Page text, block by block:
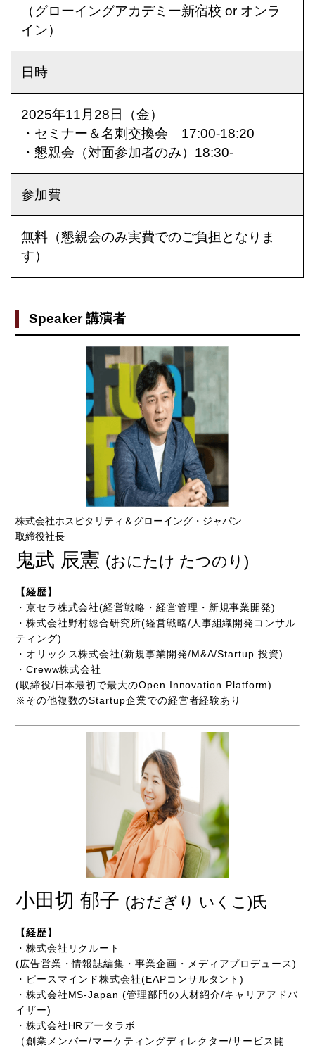
（グローイングアカデミー新宿校 or オンラ
イン）
日時
2025年11月28日（金）
・セミナー＆名刺交換会 17:00-18:20
・懇親会（対面参加者のみ）18:30-
参加費
無料（懇親会のみ実費でのご負担となりま
す）
Speaker 講演者
株式会社ホスピタリティ＆グローイング・ジャパン
取締役社長
鬼武 辰憲 (おにたけ たつのり)
【経歴】
・京セラ株式会社(経営戦略・経営管理・新規事業開発)
・株式会社野村総合研究所(経営戦略/人事組織開発コンサル
ティング)
・オリックス株式会社(新規事業開発/M&A/Startup 投資)
・Creww株式会社
(取締役/日本最初で最大のOpen Innovation Platform)
※その他複数のStartup企業での経営者経験あり
小田切 郁子 (おだぎり いくこ)氏
【経歴】
・株式会社リクルート
(広告営業・情報誌編集・事業企画・メディアプロデュース)
・ピースマインド株式会社(EAPコンサルタント)
・株式会社MS-Japan (管理部門の人材紹介/キャリアアドバ
イザー)
・株式会社HRデータラボ
（創業メンバー/マーケティングディレクター/サービス開